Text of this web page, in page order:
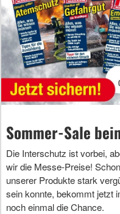
Sommer-Sale
Die Interschutz ist vorbei,
wir die Messe-Preise!
unserer Produkte stark
sein konnte, bekommt jetzt
noch einmal die Chance.